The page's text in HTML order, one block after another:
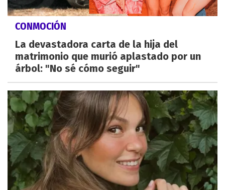
CONMOCIÓN
La devastadora carta de la hija del
matrimonio que murió aplastado por un
árbol: "No sé cómo seguir"